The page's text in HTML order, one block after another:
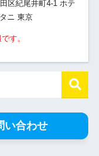
区紀尾井町4-1 ホテ
ニ 東京
す。
い合わせ